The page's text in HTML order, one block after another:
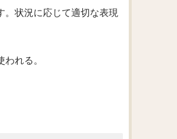
。状況に応じて適切な表現
れる。